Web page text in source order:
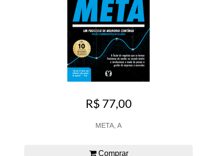
R$ 77,00
META, A
Comprar